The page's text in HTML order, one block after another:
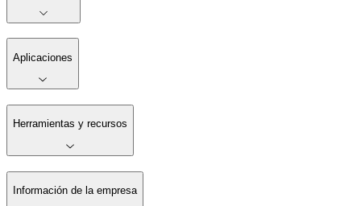
Aplicaciones
Herramientas y recursos
Información de la empresa